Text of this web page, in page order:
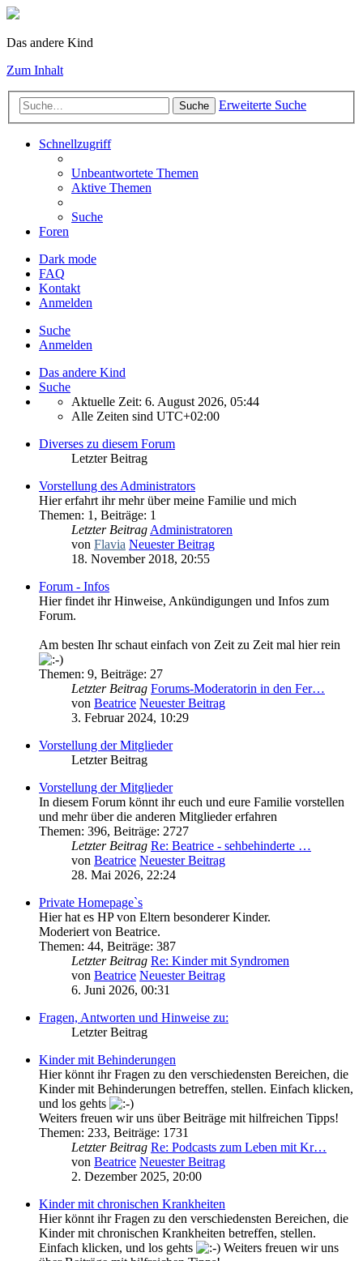
Das andere Kind
Zum Inhalt
Suche Erweiterte Suche
Schnellzugriff
Unbeantwortete Themen
Aktive Themen
Suche
Foren
Dark mode
FAQ
Kontakt
Anmelden
Suche
Anmelden
Das andere Kind
Suche
Aktuelle Zeit: 6. August 2026, 05:44
Alle Zeiten sind UTC+02:00
Diverses zu diesem Forum
Letzter Beitrag
Vorstellung des Administrators
Hier erfahrt ihr mehr über meine Familie und mich
Themen: 1 , Beiträge: 1
Letzter Beitrag Administratoren
von Flavia Neuester Beitrag
18. November 2018, 20:55
Forum - Infos
Hier findet ihr Hinweise, Ankündigungen und Infos zum
Forum.
Am besten Ihr schaut einfach von Zeit zu Zeit mal hier rein
Themen: 9, Beiträge: 27
Letzter Beitrag Forums-Moderatorin in den Fer…
von Beatrice Neuester Beitrag
3. Februar 2024, 10:29
Vorstellung der Mitglieder
Letzter Beitrag
Vorstellung der Mitglieder
In diesem Forum könnt ihr euch und eure Familie vorstellen
und mehr über die anderen Mitglieder erfahren
Themen: 396, Beiträge: 2727
Letzter Beitrag Re: Beatrice - sehbehinderte …
von Beatrice Neuester Beitrag
28. Mai 2026, 22:24
Private Homepage`s
Hier hat es HP von Eltern besonderer Kinder.
Moderiert von Beatrice.
Themen: 44, Beiträge: 387
Letzter Beitrag Re: Kinder mit Syndromen
von Beatrice Neuester Beitrag
6. Juni 2026, 00:31
Fragen, Antworten und Hinweise zu:
Letzter Beitrag
Kinder mit Behinderungen
Hier könnt ihr Fragen zu den verschiedensten Bereichen, die
Kinder mit Behinderungen betreffen, stellen. Einfach klicken,
und los gehts
Weiters freuen wir uns über Beiträge mit hilfreichen Tipps!
Themen: 233, Beiträge: 1731
Letzter Beitrag Re: Podcasts zum Leben mit Kr…
von Beatrice Neuester Beitrag
2. Dezember 2025, 20:00
Kinder mit chronischen Krankheiten
Hier könnt ihr Fragen zu den verschiedensten Bereichen, die
Kinder mit chronischen Krankheiten betreffen, stellen.
Einfach klicken, und los gehts
Weiters freuen wir uns